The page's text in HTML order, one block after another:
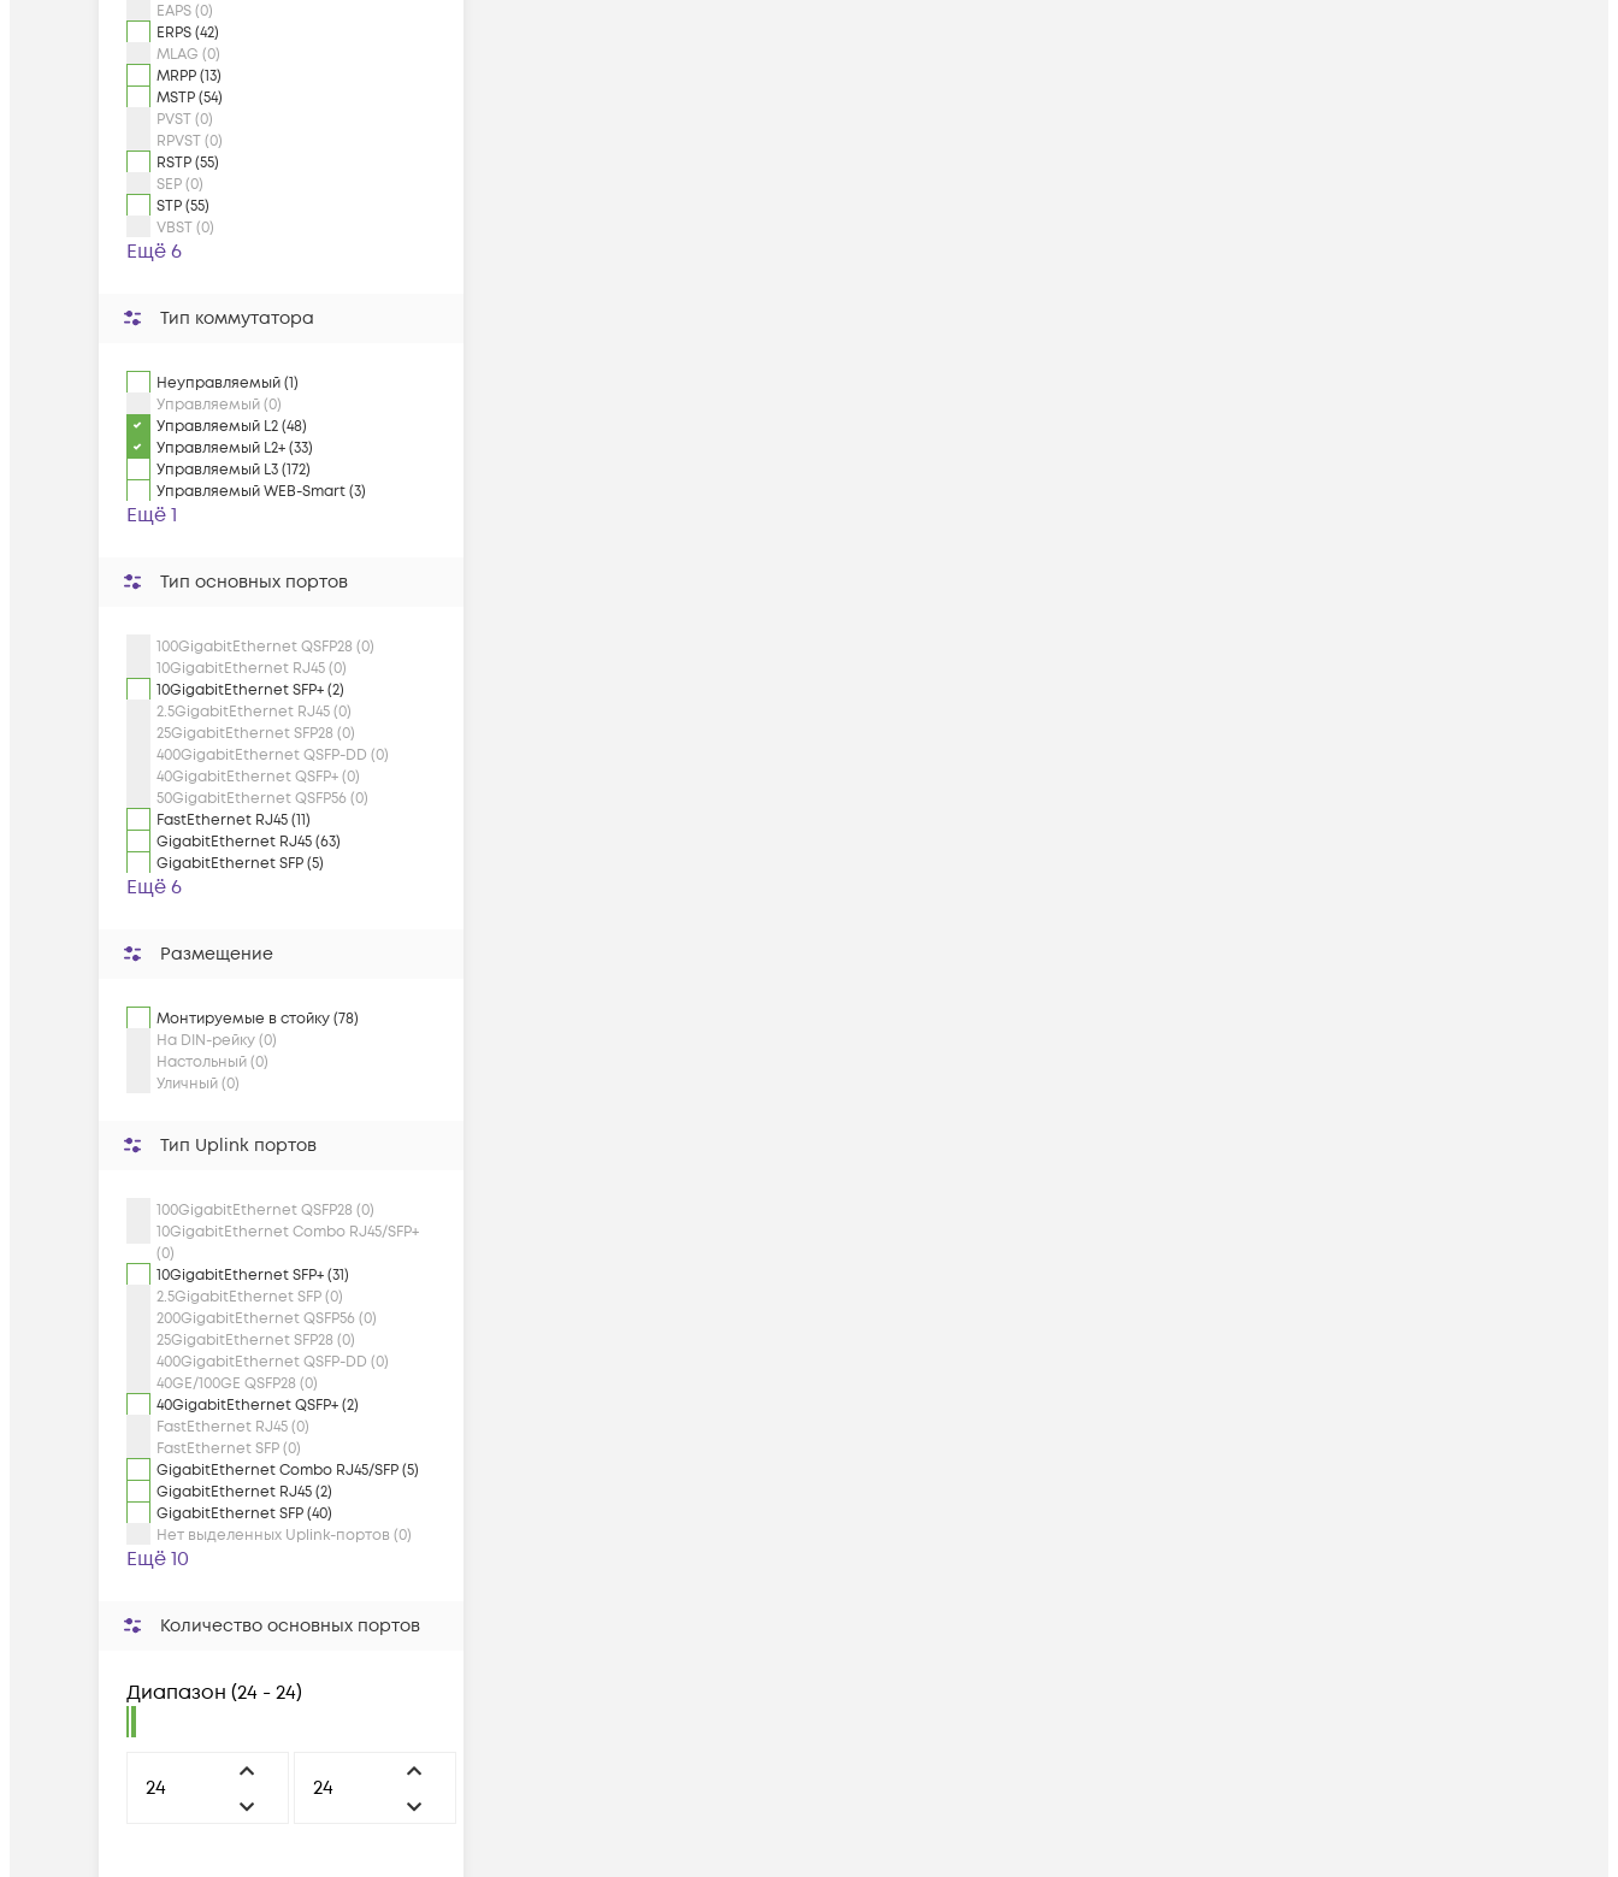
EAPS (0)
ERPS (42)
MLAG (0)
MRPP (13)
MSTP (54)
PVST (0)
RPVST (0)
RSTP (55)
SEP (0)
STP (55)
VBST (0)
Ещё 6
Тип коммутатора
Неуправляемый (1)
Управляемый (0)
Управляемый L2 (48)
Управляемый L2+ (33)
Управляемый L3 (172)
Управляемый WEB-Smart (3)
Ещё 1
Тип основных портов
100GigabitEthernet QSFP28 (0)
10GigabitEthernet RJ45 (0)
10GigabitEthernet SFP+ (2)
2.5GigabitEthernet RJ45 (0)
25GigabitEthernet SFP28 (0)
400GigabitEthernet QSFP-DD (0)
40GigabitEthernet QSFP+ (0)
50GigabitEthernet QSFP56 (0)
FastEthernet RJ45 (11)
GigabitEthernet RJ45 (63)
GigabitEthernet SFP (5)
Ещё 6
Размещение
Монтируемые в стойку (78)
На DIN-рейку (0)
Настольный (0)
Уличный (0)
Тип Uplink портов
100GigabitEthernet QSFP28 (0)
10GigabitEthernet Combo RJ45/SFP+
(0)
10GigabitEthernet SFP+ (31)
2.5GigabitEthernet SFP (0)
200GigabitEthernet QSFP56 (0)
25GigabitEthernet SFP28 (0)
400GigabitEthernet QSFP-DD (0)
40GE/100GE QSFP28 (0)
40GigabitEthernet QSFP+ (2)
FastEthernet RJ45 (0)
FastEthernet SFP (0)
GigabitEthernet Combo RJ45/SFP (5)
GigabitEthernet RJ45 (2)
GigabitEthernet SFP (40)
Нет выделенных Uplink-портов (0)
Ещё 10
Количество основных портов
Диапазон (24 - 24)